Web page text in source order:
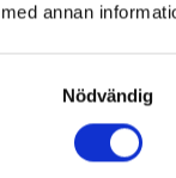
med annan
Nödvändig